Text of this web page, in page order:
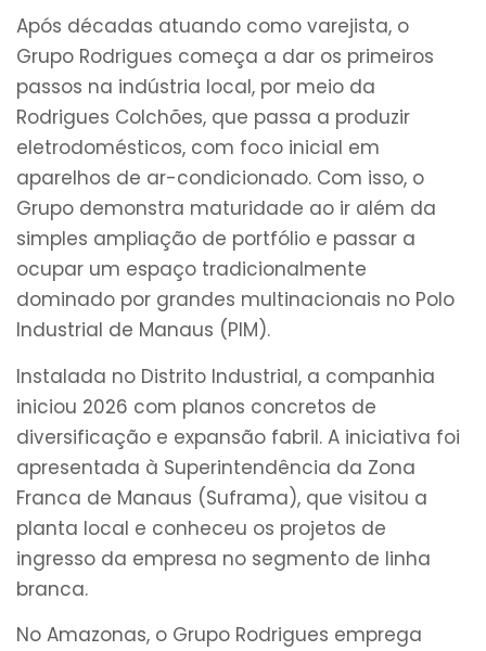
Após décadas atuando como varejista, o
Grupo Rodrigues começa a dar os primeiros
passos na indústria local, por meio da
Rodrigues Colchões, que passa a produzir
eletrodomésticos, com foco inicial em
aparelhos de ar-condicionado. Com isso, o
Grupo demonstra maturidade ao ir além da
simples ampliação de portfólio e passar a
ocupar um espaço tradicionalmente
dominado por grandes multinacionais no Polo
Industrial de Manaus (PIM).
Instalada no Distrito Industrial, a companhia
iniciou 2026 com planos concretos de
diversificação e expansão fabril. A iniciativa foi
apresentada à Superintendência da Zona
Franca de Manaus (Suframa), que visitou a
planta local e conheceu os projetos de
ingresso da empresa no segmento de linha
branca.
No Amazonas, o Grupo Rodrigues emprega